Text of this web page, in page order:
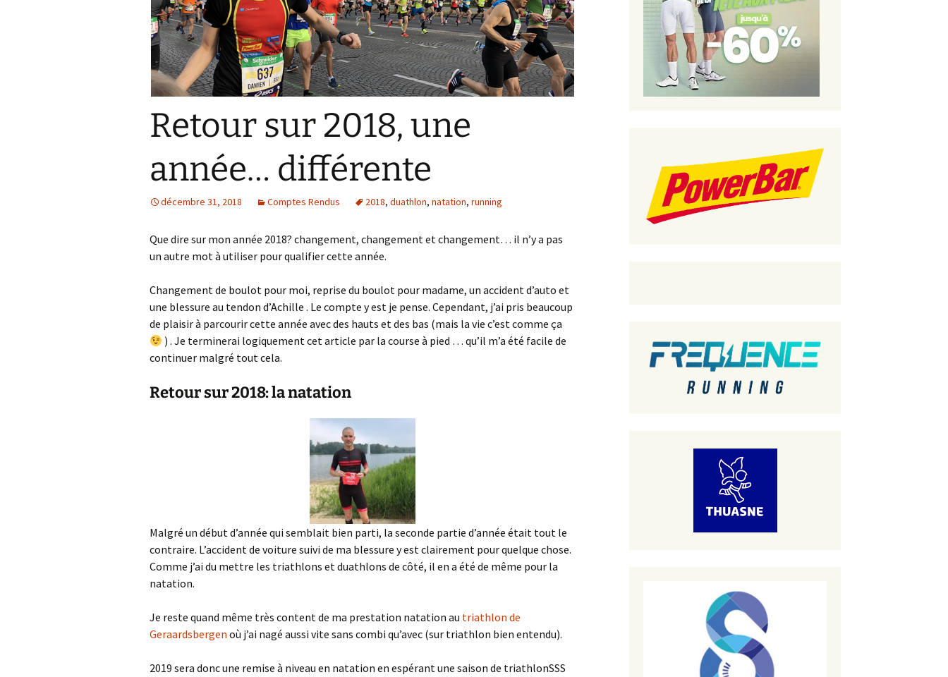
Résultats 2021
Résultats 2020
Résultats 2019
Résultats 2018
Résultats 2015
Résultats 2016
Comptes Rendus
Retour sur 2018, une
année… différente
décembre 31, 2018 Comptes Rendus 2018, duathlon, natation, running
Que dire sur mon année 2018? changement, changement et changement… il n’y a pas
un autre mot à utiliser pour qualifier cette année.
Changement de boulot pour moi, reprise du boulot pour madame, un accident d’auto et
une blessure au tendon d’Achille . Le compte y est je pense. Cependant, j’ai pris beaucoup
de plaisir à parcourir cette année avec des hauts et des bas (mais la vie c’est comme ça
) . Je terminerai logiquement cet article par la course à pied … qu’il m’a été facile de
continuer malgré tout cela.
Retour sur 2018: la natation
Malgré un début d’année qui semblait bien parti, la seconde partie d’année était tout le
contraire. L’accident de voiture suivi de ma blessure y est clairement pour quelque chose.
Comme j’ai du mettre les triathlons et duathlons de côté, il en a été de même pour la
natation.
Je reste quand même très content de ma prestation natation au triathlon de
Geraardsbergen où j’ai nagé aussi vite sans combi qu’avec (sur triathlon bien entendu).
2019 sera donc une remise à niveau en natation en espérant une saison de triathlonSSS